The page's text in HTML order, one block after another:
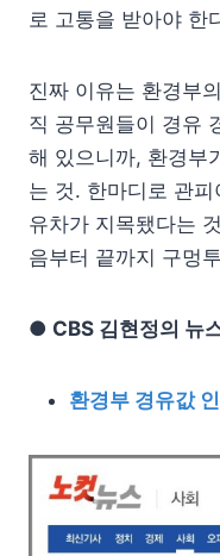
로 고통을 받아야 한
진짜 이유는 환경부
직 공무원들이 경유
해 있으니까, 환경부
는 것. 한마디로 관
유차가 지목됐다는
음부터 끝까지 구멍
● CBS 김현정의 뉴
환경부 경유값